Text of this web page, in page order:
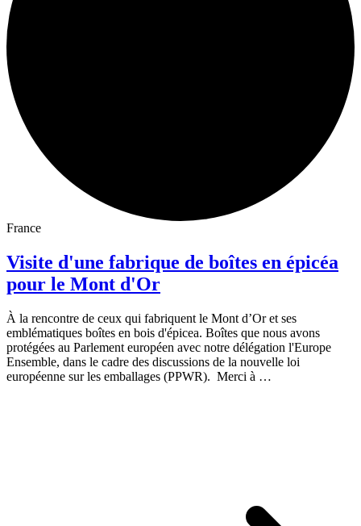
France
Visite d'une fabrique de boîtes en épicéa
pour le Mont d'Or
À la rencontre de ceux qui fabriquent le Mont d’Or et ses
emblématiques boîtes en bois d'épicea. Boîtes que nous avons
protégées au Parlement européen avec notre délégation l'Europe
Ensemble, dans le cadre des discussions de la nouvelle loi
européenne sur les emballages (PPWR). Merci à …